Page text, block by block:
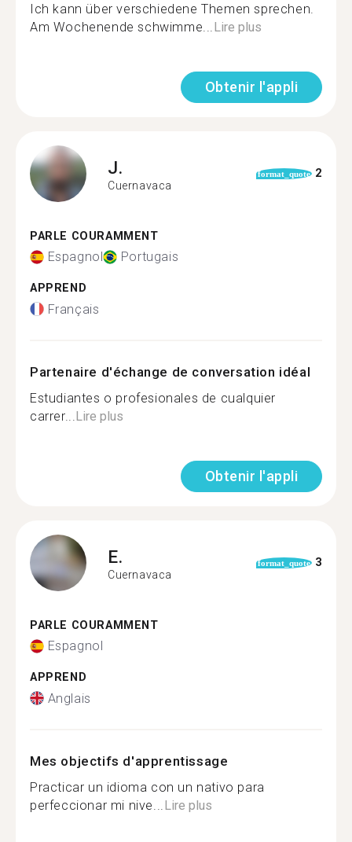
Ich kann über verschiedene Themen sprechen.
Am Wochenende schwimme... Lire plus
Obtenir l'appli
J.
Cuernavaca
format_quote 2
PARLE COURAMMENT
Espagnol Portugais
APPREND
Français
Partenaire d'échange de conversation idéal
Estudiantes o profesionales de cualquier
carrer... Lire plus
Obtenir l'appli
E.
Cuernavaca
format_quote 3
PARLE COURAMMENT
Espagnol
APPREND
Anglais
Mes objectifs d'apprentissage
Practicar un idioma con un nativo para
perfeccionar mi nive... Lire plus